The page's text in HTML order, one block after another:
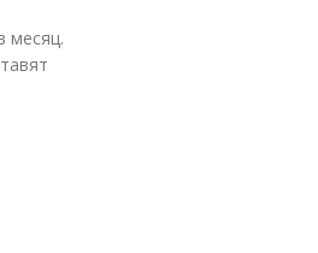
месяц.